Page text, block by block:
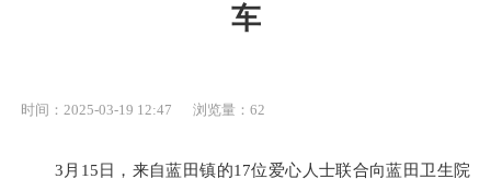
车
时间：2025-03-19 12:47 浏览量： 62
3月15日，来自蓝田镇的17位爱心人士联合向蓝田卫生院